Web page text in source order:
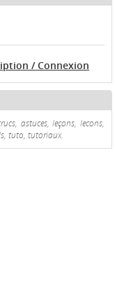
/ Connexion
astuces, leçons, lecons,
tuto, tutoriaux.